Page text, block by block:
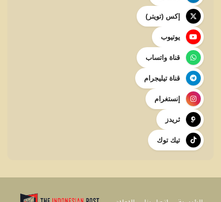
إكس (تويتر)
يوتيوب
قناة واتساب
قناة تيليجرام
إنستغرام
ثريدز
تيك توك